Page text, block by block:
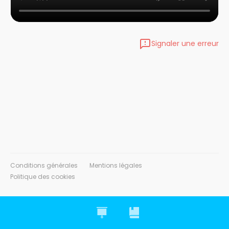
Signaler une erreur
Conditions générales
Mentions légales
Politique des cookies